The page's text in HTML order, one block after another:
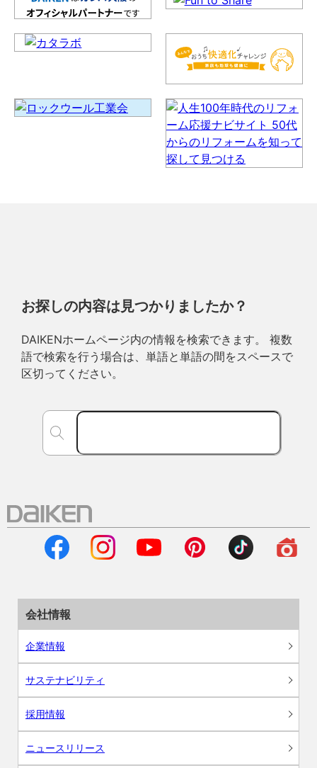
お探しの内容は見つかりましたか？
DAIKENホームページ内の情報を検索できます。 複数
語で検索を行う場合は、単語と単語の間をスペースで
区切ってください。
会社情報
企業情報
サステナビリティ
採用情報
ニュースリリース